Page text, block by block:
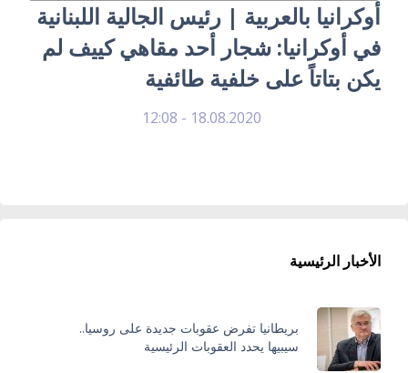
أوكرانيا بالعربية | رئيس الجالية اللبنانية
في أوكرانيا: شجار أحد مقاهي كييف لم
يكن بتاتاً على خلفية طائفية
18.08.2020 - 12:08
الأخبار الرئيسية
بريطانيا تفرض عقوبات جديدة على روسيا..
سيبيها يحدد العقوبات الرئيسية